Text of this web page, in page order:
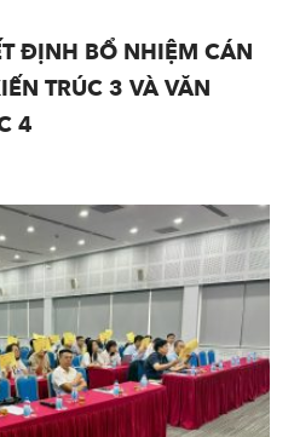
ĐỊNH BỔ NHIỆM CÁN
TRÚC 3 VÀ VĂN
4